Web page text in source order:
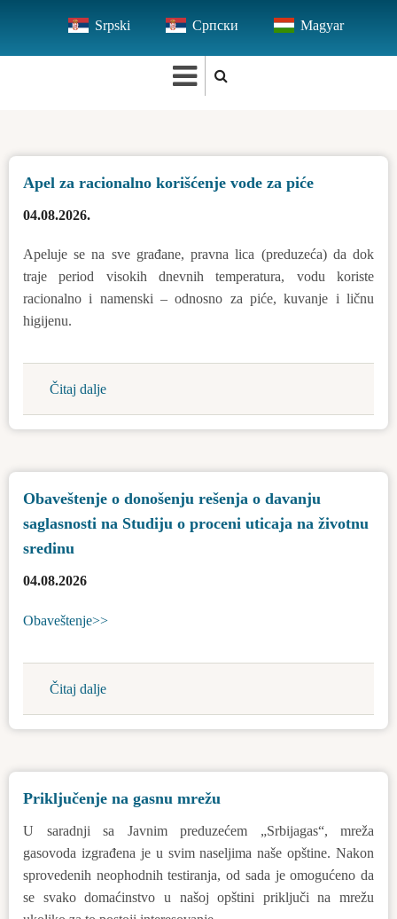
main
Srpski Српски Magyar
Apel za racionalno korišćenje vode za piće
04.08.2026.
Apeluje se na sve građane, pravna lica (preduzeća) da dok
traje period visokih dnevnih temperatura, vodu koriste
racionalno i namenski – odnosno za piće, kuvanje i ličnu
higijenu.
Čitaj dalje
Apel
za
vode
za
Obaveštenje o donošenju rešenja o davanju
saglasnosti na Studiju o proceni uticaja na životnu
sredinu
04.08.2026
Obaveštenje>>
Čitaj dalje
Obaveštenje
o
o
Studiju
Priključenje na gasnu mrežu
U saradnji sa Javnim preduzećem „Srbijagas“, mreža
gasovoda izgrađena je u svim naseljima naše opštine. Nakon
sprovedenih neophodnih testiranja, od sada je omogućeno da
se svako domaćinstvo u našoj opštini priključi na mrežu